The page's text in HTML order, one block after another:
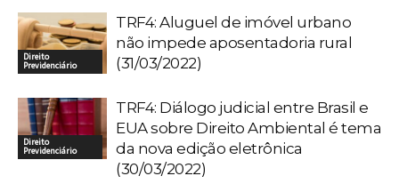
Direito
Previdenciário
TRF4: Aluguel de imóvel urbano
não impede aposentadoria rural
(31/03/2022)
Direito
Previdenciário
TRF4: Diálogo judicial entre Brasil e
EUA sobre Direito Ambiental é tema
da nova edição eletrônica
(30/03/2022)